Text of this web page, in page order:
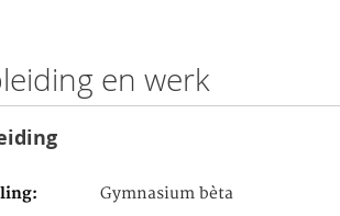
en werk
Gymnasium bèta